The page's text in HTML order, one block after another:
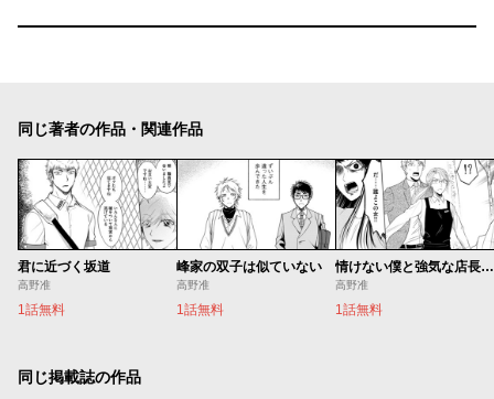
同じ著者の作品・関連作品
君に近づく坂道
高野准
1話無料
峰家の双子は似ていない
高野准
1話無料
情けない僕と強気な店長の話
高野准
1話無料
同じ掲載誌の作品